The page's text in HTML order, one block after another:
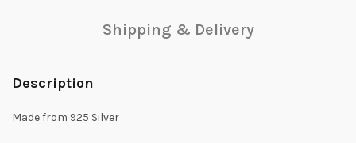
Shipping & Delivery
Description
Made from 925 Silver